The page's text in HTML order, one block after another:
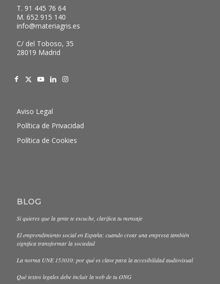
T. 91 445 76 64
M. 652 915 140
info@materiagris.es
C/ del Toboso, 35
28019 Madrid
Aviso Legal
Política de Privacidad
Política de Cookies
BLOG
Si quieres que la gente te escuche, clarifica tu mensaje
El emprendimiento social en España: cuando crear una empresa también
significa transformar la sociedad
La norma UNE 153010: por qué es clave para la accesibilidad audiovisual
Qué textos legales debe incluir la web de tu ONG